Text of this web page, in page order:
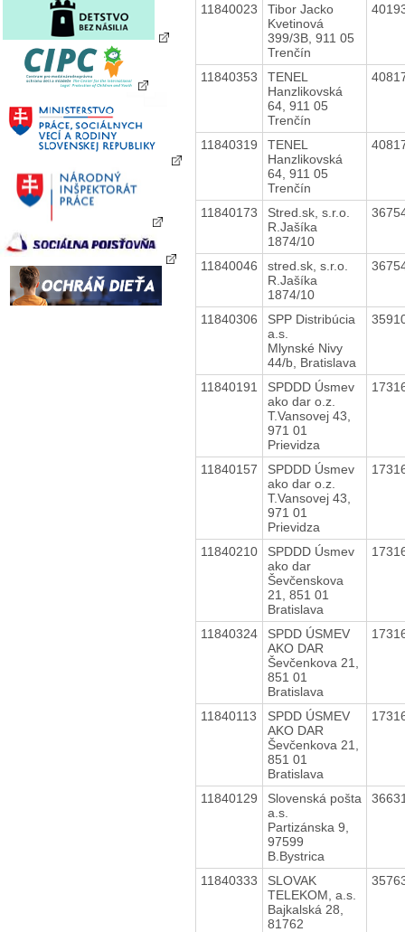
11840023
Tibor Jacko
Kvetinová
399/3B, 911 05
Trenčín
11840353
TENEL
Hanzlikovská
64, 911 05
Trenčín
11840319
TENEL
Hanzlikovská
64, 911 05
Trenčín
11840173
Stred.sk, s.r.o.
R.Jašíka
1874/10
11840046
stred.sk, s.r.o.
R.Jašíka
1874/10
11840306
SPP Distribúcia
a.s.
Mlynské Nivy
44/b, Bratislava
11840191
SPDDD Úsmev
ako dar o.z.
T.Vansovej 43,
971 01
Prievidza
11840157
SPDDD Úsmev
ako dar o.z.
T.Vansovej 43,
971 01
Prievidza
11840210
SPDDD Úsmev
ako dar
Ševčenskova
21, 851 01
Bratislava
11840324
SPDD ÚSMEV
AKO DAR
Ševčenkova 21,
851 01
Bratislava
11840113
SPDD ÚSMEV
AKO DAR
Ševčenkova 21,
851 01
Bratislava
11840129
Slovenská pošta
a.s.
Partizánska 9,
97599
B.Bystrica
11840333
SLOVAK
TELEKOM, a.s.
Bajkalská 28,
81762